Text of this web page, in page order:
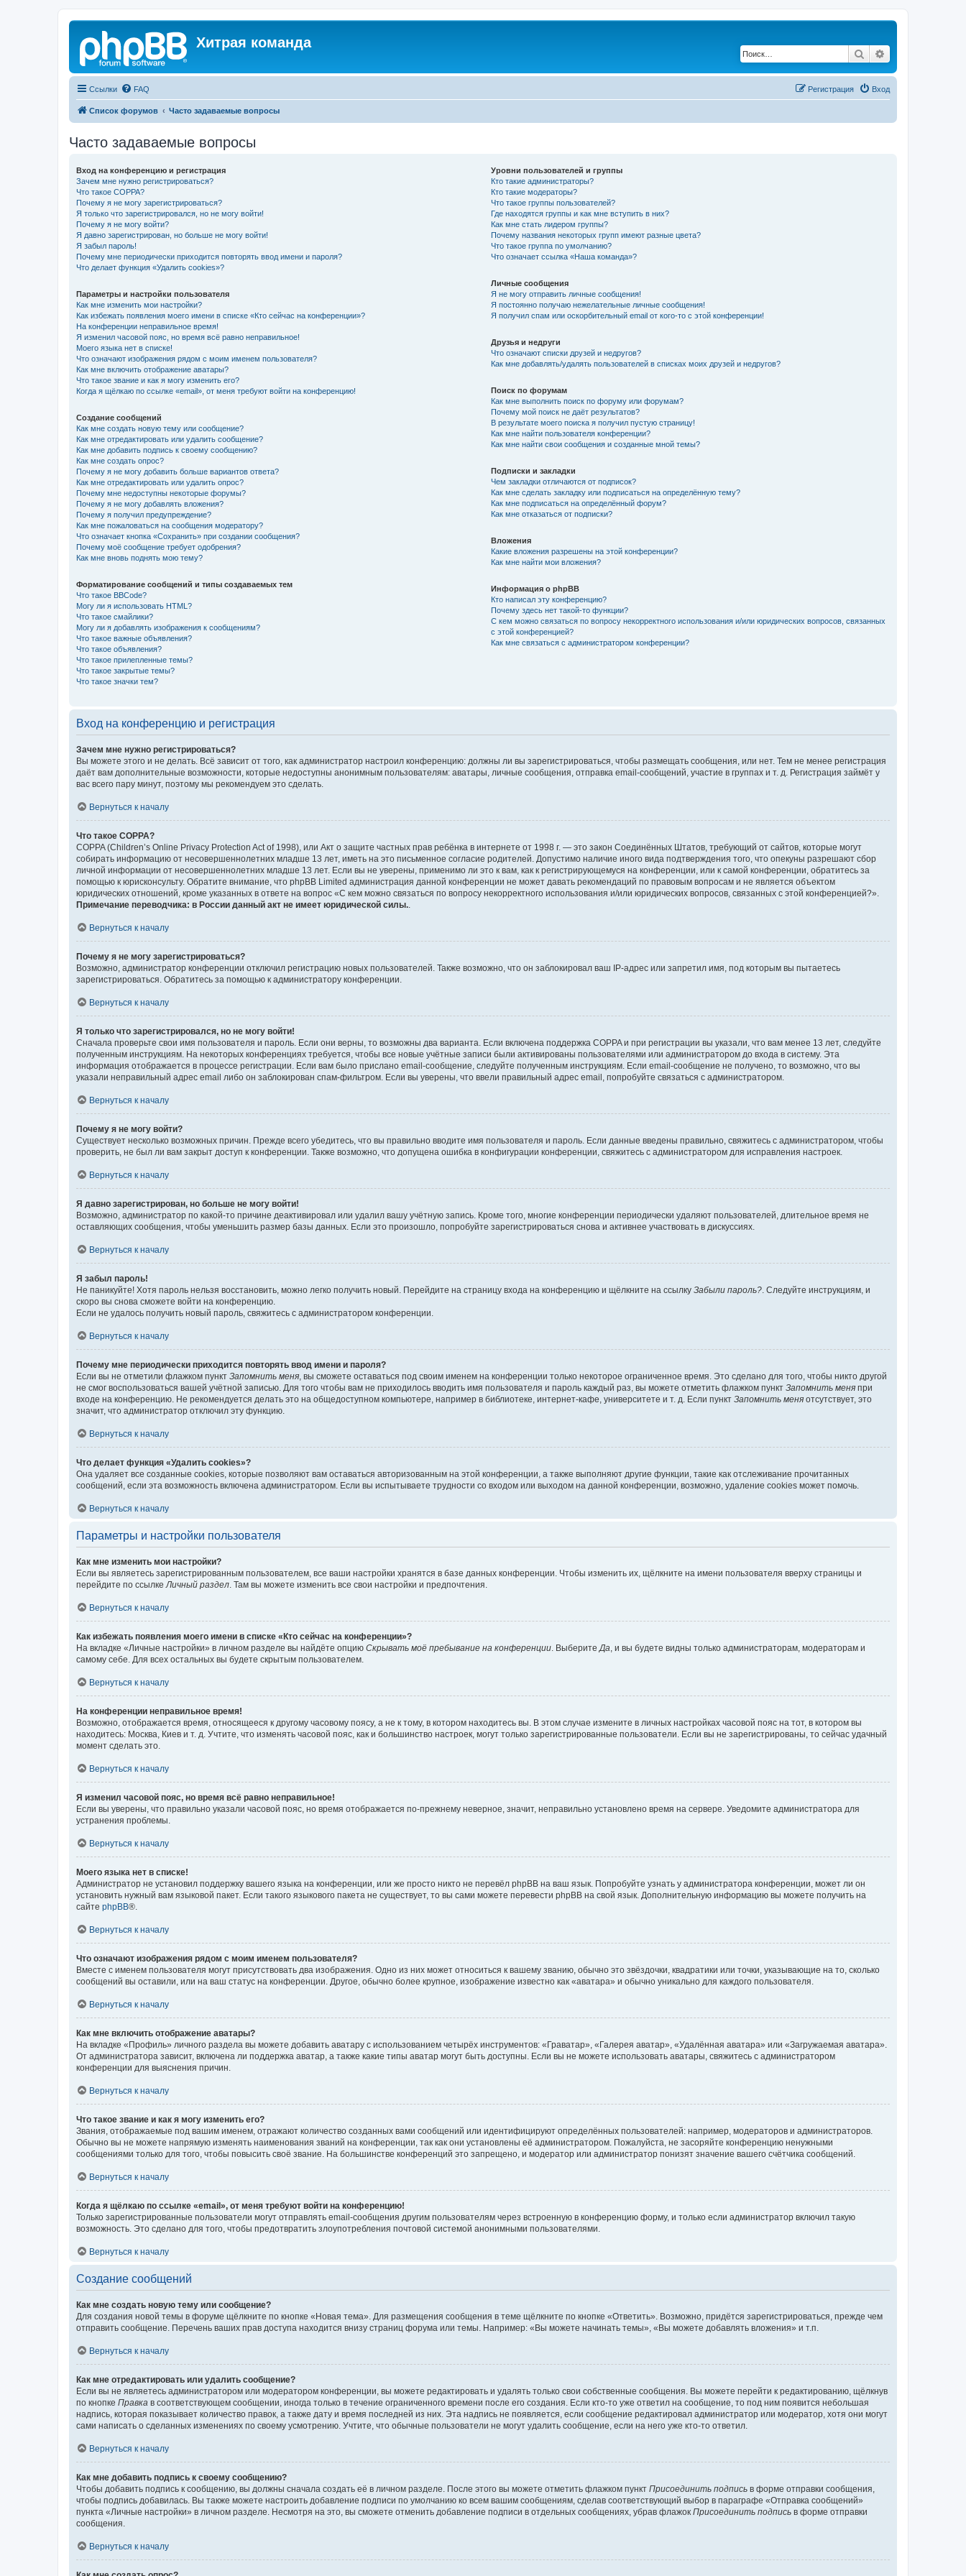
Хитрая команда
Поиск
Ссылки FAQ Вход
Регистрация
Список форумов Часто задаваемые вопросы
Часто задаваемые вопросы
Вход на конференцию и регистрация
Зачем мне нужно регистрироваться?
Что такое COPPA?
Почему я не могу зарегистрироваться?
Я только что зарегистрировался, но не могу войти!
Почему я не могу войти?
Я давно зарегистрирован, но больше не могу войти!
Я забыл пароль!
Почему мне периодически приходится повторять ввод имени и пароля?
Что делает функция «Удалить cookies»?
Параметры и настройки пользователя
Как мне изменить мои настройки?
Как избежать появления моего имени в списке «Кто сейчас на конференции»?
На конференции неправильное время!
Я изменил часовой пояс, но время всё равно неправильное!
Моего языка нет в списке!
Что означают изображения рядом с моим именем пользователя?
Как мне включить отображение аватары?
Что такое звание и как я могу изменить его?
Когда я щёлкаю по ссылке «email», от меня требуют войти на конференцию!
Создание сообщений
Как мне создать новую тему или сообщение?
Как мне отредактировать или удалить сообщение?
Как мне добавить подпись к своему сообщению?
Как мне создать опрос?
Почему я не могу добавить больше вариантов ответа?
Как мне отредактировать или удалить опрос?
Почему мне недоступны некоторые форумы?
Почему я не могу добавлять вложения?
Почему я получил предупреждение?
Как мне пожаловаться на сообщения модератору?
Что означает кнопка «Сохранить» при создании сообщения?
Почему моё сообщение требует одобрения?
Как мне вновь поднять мою тему?
Форматирование сообщений и типы создаваемых тем
Что такое BBCode?
Могу ли я использовать HTML?
Что такое смайлики?
Могу ли я добавлять изображения к сообщениям?
Что такое важные объявления?
Что такое объявления?
Что такое прилепленные темы?
Что такое закрытые темы?
Что такое значки тем?
Уровни пользователей и группы
Кто такие администраторы?
Кто такие модераторы?
Что такое группы пользователей?
Где находятся группы и как мне вступить в них?
Как мне стать лидером группы?
Почему названия некоторых групп имеют разные цвета?
Что такое группа по умолчанию?
Что означает ссылка «Наша команда»?
Личные сообщения
Я не могу отправить личные сообщения!
Я постоянно получаю нежелательные личные сообщения!
Я получил спам или оскорбительный email от кого-то с этой конференции!
Друзья и недруги
Что означают списки друзей и недругов?
Как мне добавлять/удалять пользователей в списках моих друзей и недругов?
Поиск по форумам
Как мне выполнить поиск по форуму или форумам?
Почему мой поиск не даёт результатов?
В результате моего поиска я получил пустую страницу!
Как мне найти пользователя конференции?
Как мне найти свои сообщения и созданные мной темы?
Подписки и закладки
Чем закладки отличаются от подписок?
Как мне сделать закладку или подписаться на определённую тему?
Как мне подписаться на определённый форум?
Как мне отказаться от подписки?
Вложения
Какие вложения разрешены на этой конференции?
Как мне найти мои вложения?
Информация о phpBB
Кто написал эту конференцию?
Почему здесь нет такой-то функции?
С кем можно связаться по вопросу некорректного использования и/или юридических вопросов, связанных
с этой конференцией?
Как мне связаться с администратором конференции?
Вход на конференцию и регистрация
Зачем мне нужно регистрироваться?
Вы можете этого и не делать. Всё зависит от того, как администратор настроил конференцию: должны ли вы зарегистрироваться, чтобы размещать сообщения, или нет. Тем не менее регистрация
даёт вам дополнительные возможности, которые недоступны анонимным пользователям: аватары, личные сообщения, отправка email-сообщений, участие в группах и т. д. Регистрация займёт у
вас всего пару минут, поэтому мы рекомендуем это сделать.
Вернуться к началу
Что такое COPPA?
COPPA (Children’s Online Privacy Protection Act of 1998), или Акт о защите частных прав ребёнка в интернете от 1998 г. — это закон Соединённых Штатов, требующий от сайтов, которые могут
собирать информацию от несовершеннолетних младше 13 лет, иметь на это письменное согласие родителей. Допустимо наличие иного вида подтверждения того, что опекуны разрешают сбор
личной информации от несовершеннолетних младше 13 лет. Если вы не уверены, применимо ли это к вам, как к регистрирующемуся на конференции, или к самой конференции, обратитесь за
помощью к юрисконсульту. Обратите внимание, что phpBB Limited администрация данной конференции не может давать рекомендаций по правовым вопросам и не является объектом
юридических отношений, кроме указанных в ответе на вопрос «С кем можно связаться по вопросу некорректного использования и/или юридических вопросов, связанных с этой конференцией?».
Примечание переводчика: в России данный акт не имеет юридической силы..
Вернуться к началу
Почему я не могу зарегистрироваться?
Возможно, администратор конференции отключил регистрацию новых пользователей. Также возможно, что он заблокировал ваш IP-адрес или запретил имя, под которым вы пытаетесь
зарегистрироваться. Обратитесь за помощью к администратору конференции.
Вернуться к началу
Я только что зарегистрировался, но не могу войти!
Сначала проверьте свои имя пользователя и пароль. Если они верны, то возможны два варианта. Если включена поддержка COPPA и при регистрации вы указали, что вам менее 13 лет, следуйте
полученным инструкциям. На некоторых конференциях требуется, чтобы все новые учётные записи были активированы пользователями или администратором до входа в систему. Эта
информация отображается в процессе регистрации. Если вам было прислано email-сообщение, следуйте полученным инструкциям. Если email-сообщение не получено, то возможно, что вы
указали неправильный адрес email либо он заблокирован спам-фильтром. Если вы уверены, что ввели правильный адрес email, попробуйте связаться с администратором.
Вернуться к началу
Почему я не могу войти?
Существует несколько возможных причин. Прежде всего убедитесь, что вы правильно вводите имя пользователя и пароль. Если данные введены правильно, свяжитесь с администратором, чтобы
проверить, не был ли вам закрыт доступ к конференции. Также возможно, что допущена ошибка в конфигурации конференции, свяжитесь с администратором для исправления настроек.
Вернуться к началу
Я давно зарегистрирован, но больше не могу войти!
Возможно, администратор по какой-то причине деактивировал или удалил вашу учётную запись. Кроме того, многие конференции периодически удаляют пользователей, длительное время не
оставляющих сообщения, чтобы уменьшить размер базы данных. Если это произошло, попробуйте зарегистрироваться снова и активнее участвовать в дискуссиях.
Вернуться к началу
Я забыл пароль!
Не паникуйте! Хотя пароль нельзя восстановить, можно легко получить новый. Перейдите на страницу входа на конференцию и щёлкните на ссылку Забыли пароль?. Следуйте инструкциям, и
скоро вы снова сможете войти на конференцию.
Если не удалось получить новый пароль, свяжитесь с администратором конференции.
Вернуться к началу
Почему мне периодически приходится повторять ввод имени и пароля?
Если вы не отметили флажком пункт Запомнить меня, вы сможете оставаться под своим именем на конференции только некоторое ограниченное время. Это сделано для того, чтобы никто другой
не смог воспользоваться вашей учётной записью. Для того чтобы вам не приходилось вводить имя пользователя и пароль каждый раз, вы можете отметить флажком пункт Запомнить меня при
входе на конференцию. Не рекомендуется делать это на общедоступном компьютере, например в библиотеке, интернет-кафе, университете и т. д. Если пункт Запомнить меня отсутствует, это
значит, что администратор отключил эту функцию.
Вернуться к началу
Что делает функция «Удалить cookies»?
Она удаляет все созданные cookies, которые позволяют вам оставаться авторизованным на этой конференции, а также выполняют другие функции, такие как отслеживание прочитанных
сообщений, если эта возможность включена администратором. Если вы испытываете трудности со входом или выходом на данной конференции, возможно, удаление cookies может помочь.
Вернуться к началу
Параметры и настройки пользователя
Как мне изменить мои настройки?
Если вы являетесь зарегистрированным пользователем, все ваши настройки хранятся в базе данных конференции. Чтобы изменить их, щёлкните на имени пользователя вверху страницы и
перейдите по ссылкеЛичный раздел. Там вы можете изменить все свои настройки и предпочтения.
Вернуться к началу
Как избежать появления моего имени в списке «Кто сейчас на конференции»?
На вкладке «Личные настройки» в личном разделе вы найдёте опцию Скрывать моё пребывание на конференции. ВыберитеДа, и вы будете видны только администраторам, модераторам и
самому себе. Для всех остальных вы будете скрытым пользователем.
Вернуться к началу
На конференции неправильное время!
Возможно, отображается время, относящееся к другому часовому поясу, а не к тому, в котором находитесь вы. В этом случае измените в личных настройках часовой пояс на тот, в котором вы
находитесь: Москва, Киев и т. д. Учтите, что изменять часовой пояс, как и большинство настроек, могут только зарегистрированные пользователи. Если вы не зарегистрированы, то сейчас удачный
момент сделать это.
Вернуться к началу
Я изменил часовой пояс, но время всё равно неправильное!
Если вы уверены, что правильно указали часовой пояс, но время отображается по-прежнему неверное, значит, неправильно установлено время на сервере. Уведомите администратора для
устранения проблемы.
Вернуться к началу
Моего языка нет в списке!
Администратор не установил поддержку вашего языка на конференции, или же просто никто не перевёл phpBB на ваш язык. Попробуйте узнать у администратора конференции, может ли он
установить нужный вам языковой пакет. Если такого языкового пакета не существует, то вы сами можете перевести phpBB на свой язык. Дополнительную информацию вы можете получить на
сайте phpBB®.
Вернуться к началу
Что означают изображения рядом с моим именем пользователя?
Вместе с именем пользователя могут присутствовать два изображения. Одно из них может относиться к вашему званию, обычно это звёздочки, квадратики или точки, указывающие на то, сколько
сообщений вы оставили, или на ваш статус на конференции. Другое, обычно более крупное, изображение известно как «аватара» и обычно уникально для каждого пользователя.
Вернуться к началу
Как мне включить отображение аватары?
На вкладке «Профиль» личного раздела вы можете добавить аватару с использованием четырёх инструментов: «Граватар», «Галерея аватар», «Удалённая аватара» или «Загружаемая аватара».
От администратора зависит, включена ли поддержка аватар, а также какие типы аватар могут быть доступны. Если вы не можете использовать аватары, свяжитесь с администратором
конференции для выяснения причин.
Вернуться к началу
Что такое звание и как я могу изменить его?
Звания, отображаемые под вашим именем, отражают количество созданных вами сообщений или идентифицируют определённых пользователей: например, модераторов и администраторов.
Обычно вы не можете напрямую изменять наименования званий на конференции, так как они установлены её администратором. Пожалуйста, не засоряйте конференцию ненужными
сообщениями только для того, чтобы повысить своё звание. На большинстве конференций это запрещено, и модератор или администратор понизят значение вашего счётчика сообщений.
Вернуться к началу
Когда я щёлкаю по ссылке «email», от меня требуют войти на конференцию!
Только зарегистрированные пользователи могут отправлять email-сообщения другим пользователям через встроенную в конференцию форму, и только если администратор включил такую
возможность. Это сделано для того, чтобы предотвратить злоупотребления почтовой системой анонимными пользователями.
Вернуться к началу
Создание сообщений
Как мне создать новую тему или сообщение?
Для создания новой темы в форуме щёлкните по кнопке «Новая тема». Для размещения сообщения в теме щёлкните по кнопке «Ответить». Возможно, придётся зарегистрироваться, прежде чем
отправить сообщение. Перечень ваших прав доступа находится внизу страниц форума или темы. Например: «Вы можете начинать темы», «Вы можете добавлять вложения» и т.п.
Вернуться к началу
Как мне отредактировать или удалить сообщение?
Если вы не являетесь администратором или модератором конференции, вы можете редактировать и удалять только свои собственные сообщения. Вы можете перейти к редактированию, щёлкнув
по кнопке Правка в соответствующем сообщении, иногда только в течение ограниченного времени после его создания. Если кто-то уже ответил на сообщение, то под ним появится небольшая
надпись, которая показывает количество правок, а также дату и время последней из них. Эта надпись не появляется, если сообщение редактировал администратор или модератор, хотя они могут
сами написать о сделанных изменениях по своему усмотрению. Учтите, что обычные пользователи не могут удалить сообщение, если на него уже кто-то ответил.
Вернуться к началу
Как мне добавить подпись к своему сообщению?
Чтобы добавить подпись к сообщению, вы должны сначала создать её в личном разделе. После этого вы можете отметить флажком пункт Присоединить подпись в форме отправки сообщения,
чтобы подпись добавилась. Вы также можете настроить добавление подписи по умолчанию ко всем вашим сообщениям, сделав соответствующий выбор в параграфе «Отправка сообщений»
пункта «Личные настройки» в личном разделе. Несмотря на это, вы сможете отменить добавление подписи в отдельных сообщениях, убрав флажок Присоединить подпись в форме отправки
сообщения.
Вернуться к началу